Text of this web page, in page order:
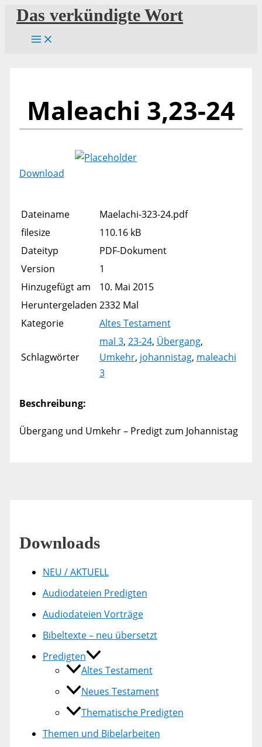
Zum
Inhalt
springen
Das verkündigte Wort
Maleachi 3,23-24
Download
Dateiname
Maelachi-323-24.pdf
filesize
110.16 kB
Dateityp
PDF-Dokument
Version
1
Hinzugefügt am
10. Mai 2015
Heruntergeladen 2332 Mal
Kategorie
Altes Testament
Schlagwörter
mal 3, 23-24, Übergang,
Umkehr, johannistag, maleachi
3
Beschreibung:
Übergang und Umkehr – Predigt zum Johannistag
Downloads
NEU / AKTUELL
Audiodateien Predigten
Audiodateien Vorträge
Bibeltexte – neu übersetzt
Predigten
Altes Testament
Neues Testament
Thematische Predigten
Themen und Bibelarbeiten